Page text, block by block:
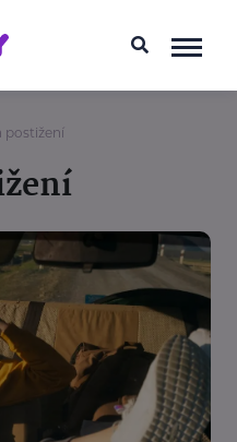
postižení